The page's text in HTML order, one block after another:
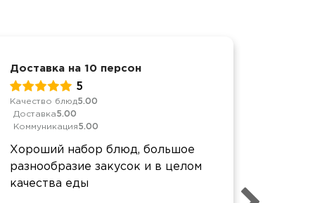
Доставка на 10 персон
5
Качество блюд5.00
Доставка5.00
Коммуникация5.00
Хороший набор блюд, большое
разнообразие закусок и в целом
качества еды